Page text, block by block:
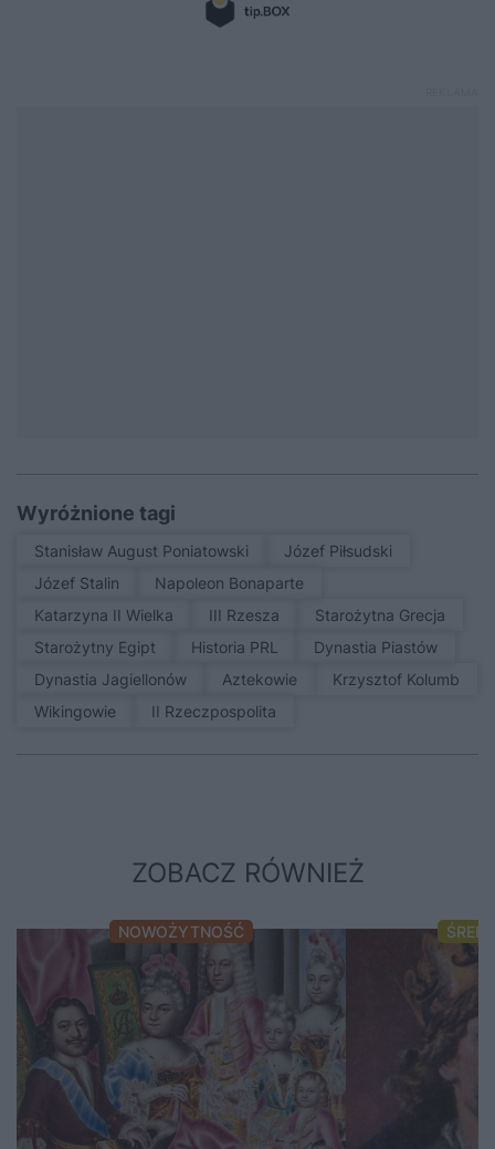
Wyróżnione tagi
Stanisław August Poniatowski
Józef Piłsudski
Józef Stalin
Napoleon Bonaparte
Katarzyna II Wielka
III Rzesza
Starożytna Grecja
Starożytny Egipt
Historia PRL
Dynastia Piastów
Dynastia Jagiellonów
Aztekowie
Krzysztof Kolumb
Wikingowie
II Rzeczpospolita
ZOBACZ RÓWNIEŻ
NOWOŻYTNOŚĆ